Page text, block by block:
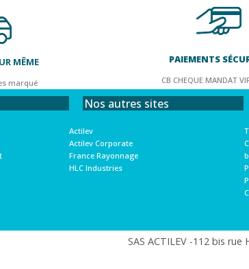
MÊME
marqué
PAIEMENTS
CB CHEQUE MANDAT
Nos autres sites
Actilev
Actilev Corporate
France Rayonnage
HLC Industries
SAS ACTILEV -112 bis rue